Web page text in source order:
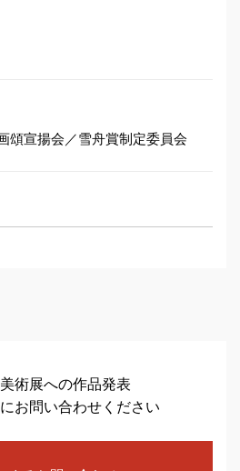
頌宣揚会／雪舟賞制定委員会
術展への作品発表
お問い合わせください